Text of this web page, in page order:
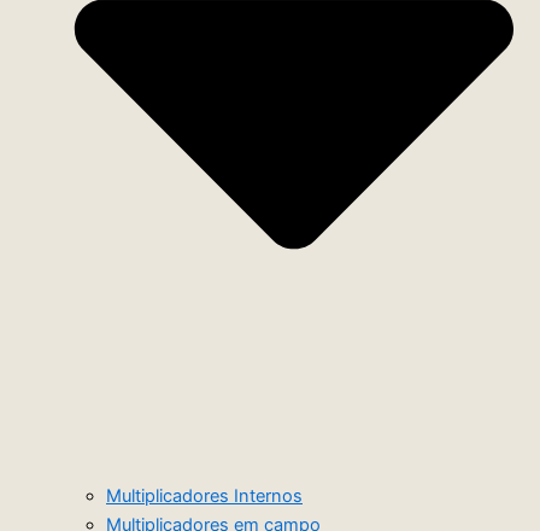
Multiplicadores Internos
Multiplicadores em campo